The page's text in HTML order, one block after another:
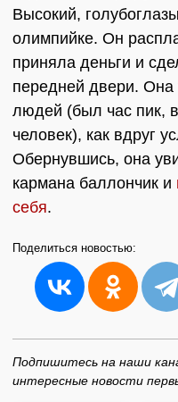
Высокий,
олимпийке. Он
приняла деньги и
передней двери. Она
людей (был час пик,
человек), как вдруг
Обернувшись, она
кармана баллончик и
себя.
Поделиться новостью:
Подпишитесь на наши
интересные новости